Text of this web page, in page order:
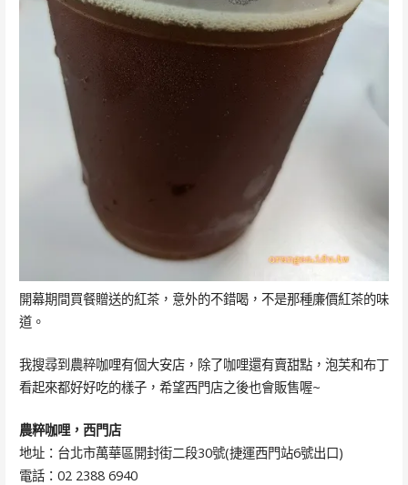
開幕期間買餐贈送的紅茶，意外的不錯喝，不是那種廉價紅茶的味
道。
我搜尋到農粹咖哩有個大安店，除了咖哩還有賣甜點，泡芙和布丁
看起來都好好吃的樣子，希望西門店之後也會販售喔~
農粹咖哩，西門店
地址：台北市萬華區開封街二段30號(捷運西門站6號出口)
電話：02 2388 6940